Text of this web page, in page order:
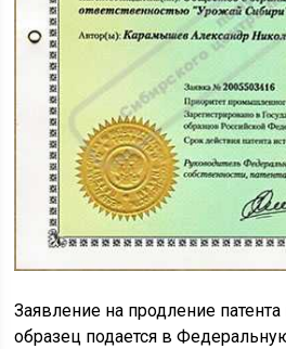
Заявление на продление
образец подается в